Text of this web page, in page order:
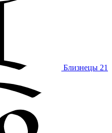
Близнецы 21